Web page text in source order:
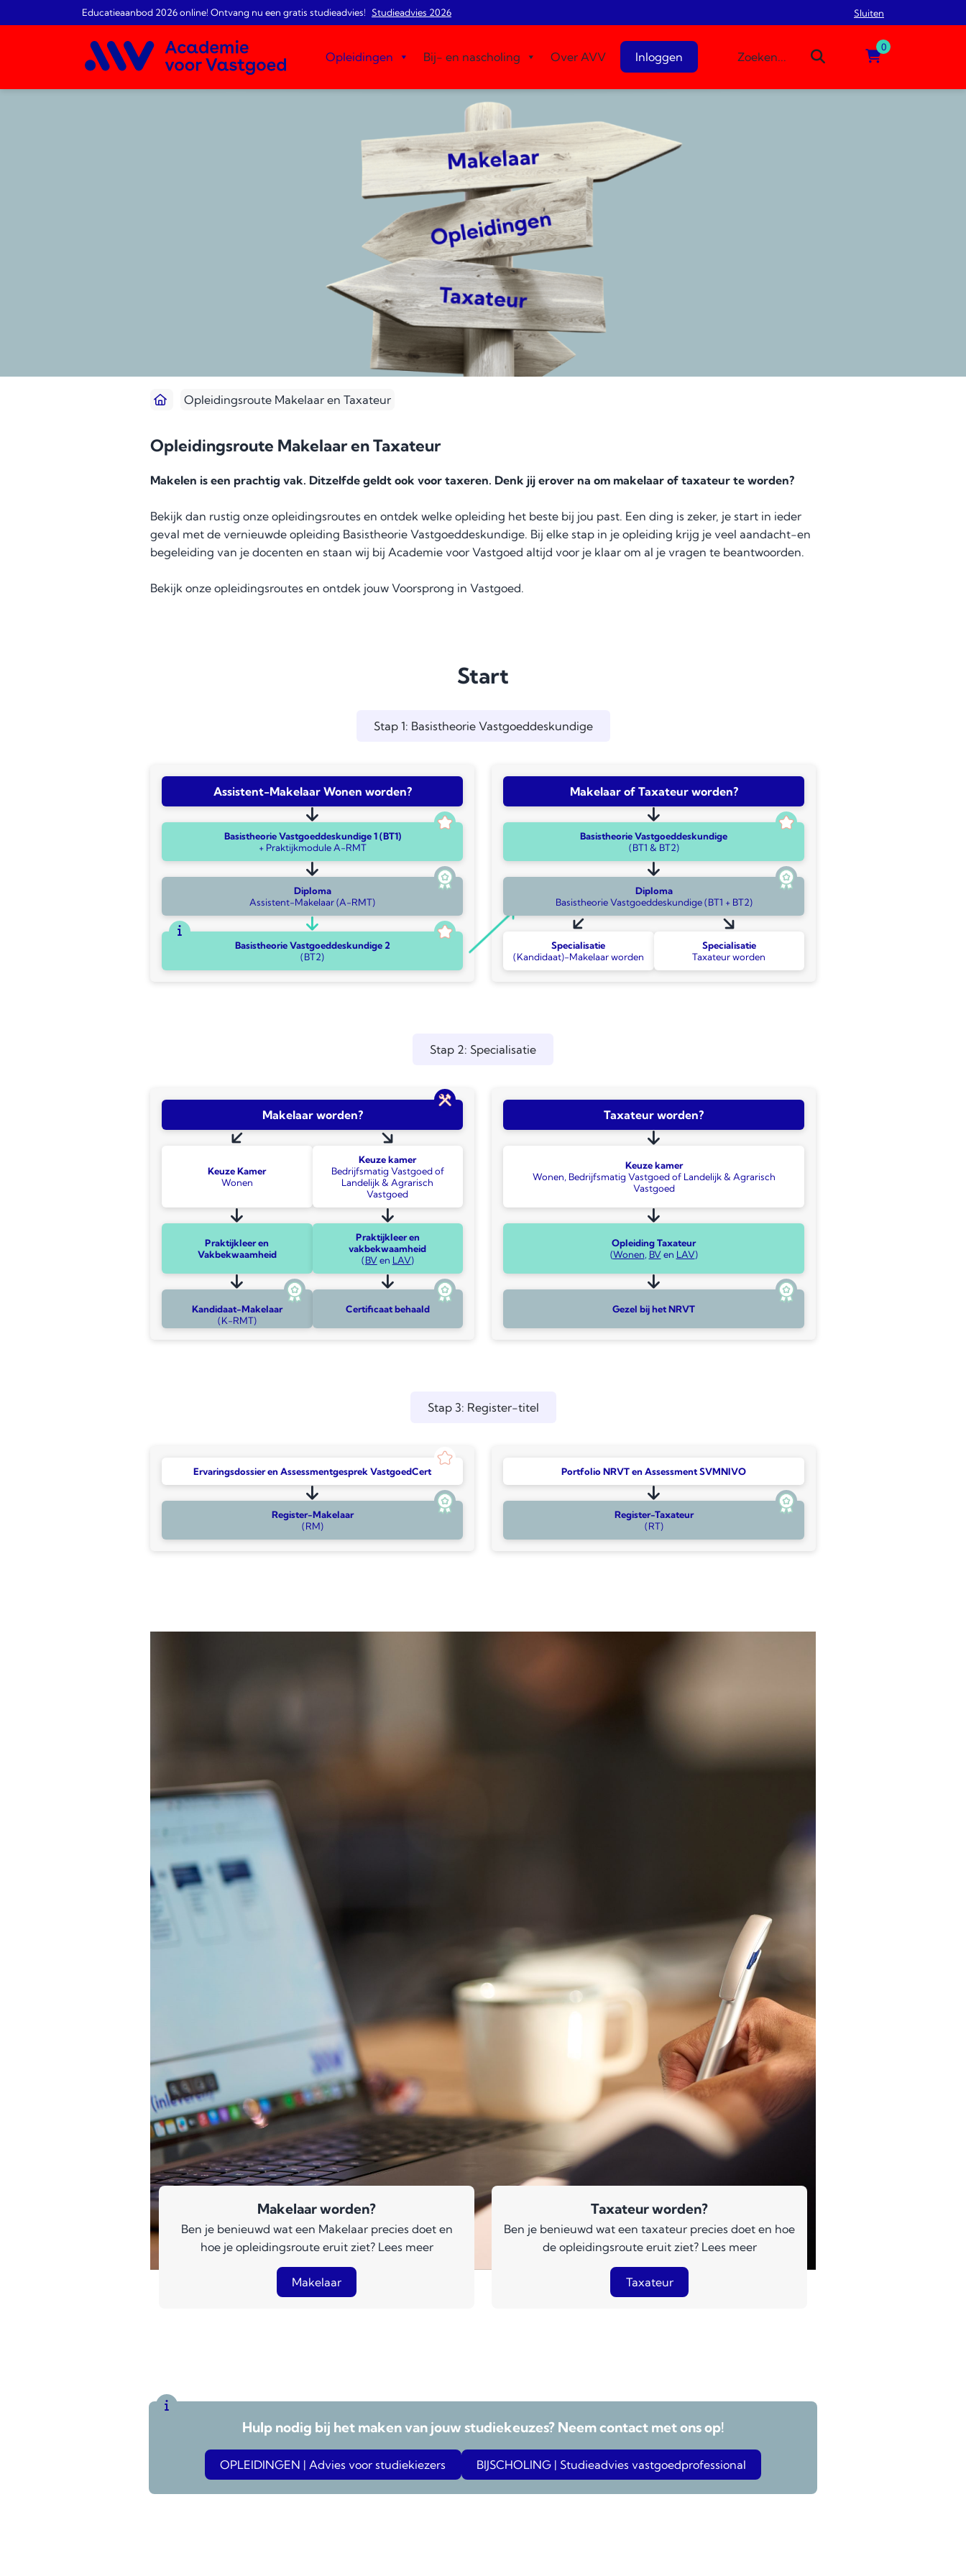
Educatieaanbod 2026 online! Ontvang nu een gratis studieadvies! Studieadvies 2026 Sluiten
Opleidingen Bij- en nascholing Over AVV Inloggen
0
Opleidingsroute Makelaar en Taxateur
Opleidingsroute Makelaar en Taxateur
Makelen is een prachtig vak. Ditzelfde geldt ook voor taxeren. Denk jij erover na om makelaar of taxateur te worden?
Bekijk dan rustig onze opleidingsroutes en ontdek welke opleiding het beste bij jou past. Een ding is zeker, je start in ieder
geval met de vernieuwde opleiding Basistheorie Vastgoeddeskundige. Bij elke stap in je opleiding krijg je veel aandacht-en
begeleiding van je docenten en staan wij bij Academie voor Vastgoed altijd voor je klaar om al je vragen te beantwoorden.
Bekijk onze opleidingsroutes en ontdek jouw Voorsprong in Vastgoed.
Start
Stap 1: Basistheorie Vastgoeddeskundige
Assistent-Makelaar Wonen worden?
Basistheorie Vastgoeddeskundige 1 (BT1)
+ Praktijkmodule A-RMT
Diploma
Assistent-Makelaar (A-RMT)
Basistheorie Vastgoeddeskundige 2
(BT2)
Makelaar of Taxateur worden?
Basistheorie Vastgoeddeskundige
(BT1 & BT2)
Diploma
Basistheorie Vastgoeddeskundige (BT1 + BT2)
Specialisatie
(Kandidaat)-Makelaar worden
Specialisatie
Taxateur worden
Stap 2: Specialisatie
Makelaar worden?
Keuze Kamer
Wonen
Keuze kamer
Bedrijfsmatig Vastgoed of
Landelijk & Agrarisch
Vastgoed
Praktijkleer en
Vakbekwaamheid
Praktijkleer en
vakbekwaamheid
(BVen LAV)
Kandidaat-Makelaar
(K-RMT)
Certificaat behaald
Taxateur worden?
Keuze kamer
Wonen, Bedrijfsmatig Vastgoed of Landelijk & Agrarisch
Vastgoed
Opleiding Taxateur
(Wonen, BVen LAV)
Gezel bij het NRVT
Stap 3: Register-titel
Ervaringsdossier en Assessmentgesprek VastgoedCert
Register-Makelaar
(RM)
Portfolio NRVT en Assessment SVMNIVO
Register-Taxateur
(RT)
Makelaar worden?
Ben je benieuwd wat een Makelaar precies doet en
hoe je opleidingsroute eruit ziet? Lees meer
Makelaar
Taxateur worden?
Ben je benieuwd wat een taxateur precies doet en hoe
de opleidingsroute eruit ziet? Lees meer
Taxateur
Hulp nodig bij het maken van jouw studiekeuzes? Neem contact met ons op!
OPLEIDINGEN | Advies voor studiekiezers BIJSCHOLING | Studieadvies vastgoedprofessional